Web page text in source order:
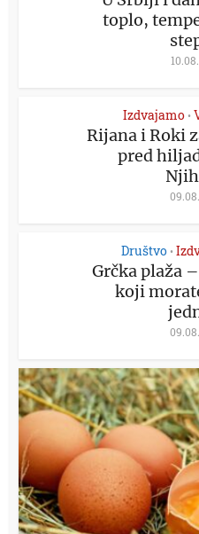
toplo,
Izdvajamo •
Rijana i Roki
pred
Društvo •
Grčka plaža
koji